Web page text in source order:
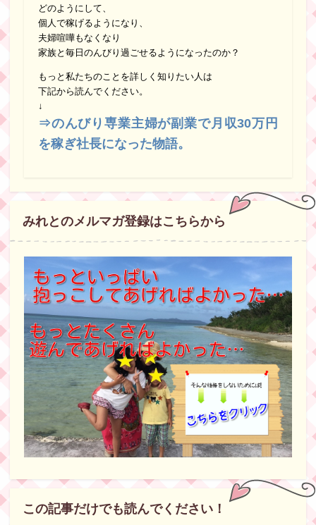
どのようにして、
個人で稼げるようになり、
夫婦喧嘩もなくなり
家族と毎日のんびり過ごせるようになったのか？
もっと私たちのことを詳しく知りたい人は
下記から読んでください。
↓
⇒のんびり専業主婦が副業で月収30万円
を稼ぎ社長になった物語。
みれとのメルマガ登録はこちらから
この記事だけでも読んでください！